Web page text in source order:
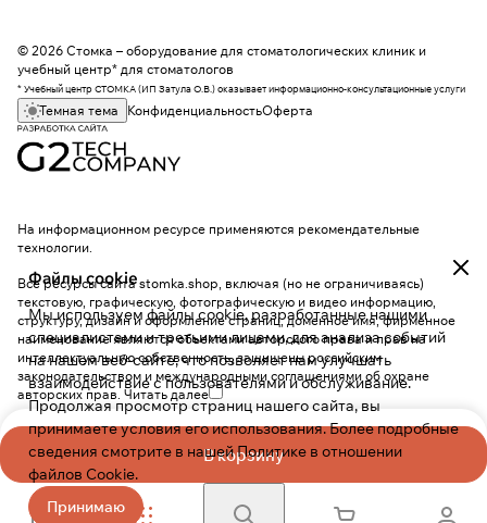
В корзину
Файлы cookie
Мы используем файлы cookie, разработанные нашими
специалистами и третьими лицами, для анализа событий
на нашем веб-сайте, что позволяет нам улучшать
взаимодействие с пользователями и обслуживание.
Продолжая просмотр страниц нашего сайта, вы
принимаете условия его использования. Более подробные
сведения смотрите в нашейПолитике в отношении
файлов Cookie.
Принимаю
© 2026 Стомка – оборудование для стоматологических клиник и
учебный центр* для стоматологов
* Учебный центр СТОМКА (ИП Затула О.В.) оказывает информационно-консультационные услуги
Темная тема КонфиденциальностьОферта
На информационном ресурсе применяются рекомендательные
технологии.
Все ресурсы сайта stomka.shop, включая (но не ограничиваясь)
текстовую, графическую, фотографическую и видео информацию,
структуру, дизайн и оформление страниц, доменное имя, фирменное
наименование являются объектами авторского права и прав на
интеллектуальную собственность, защищены российским
законодательством и международными соглашениями об охране
авторских прав. Читать далее